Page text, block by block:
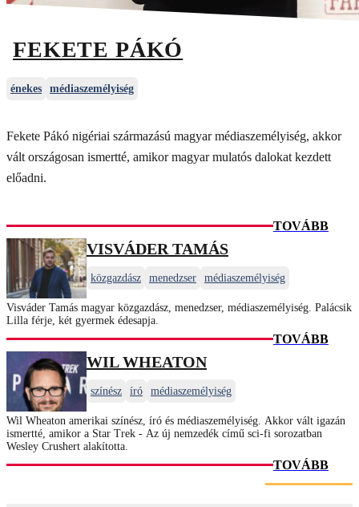
FEKETE PÁKÓ
énekes médiaszemélyiség
Fekete Pákó nigériai származású magyar médiaszemélyiség, akkor
vált országosan ismertté, amikor magyar mulatós dalokat kezdett
előadni.
TOVÁBB
VISVÁDER TAMÁS
közgazdász menedzser médiaszemélyiség
Visváder Tamás magyar közgazdász, menedzser, médiaszemélyiség. Palácsik
Lilla férje, két gyermek édesapja.
TOVÁBB
WIL WHEATON
színész író médiaszemélyiség
Wil Wheaton amerikai színész, író és médiaszemélyiség. Akkor vált igazán
ismertté, amikor a Star Trek - Az új nemzedék című sci-fi sorozatban
Wesley Crushert alakította.
TOVÁBB